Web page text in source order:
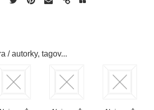
/ autorky, tagov...